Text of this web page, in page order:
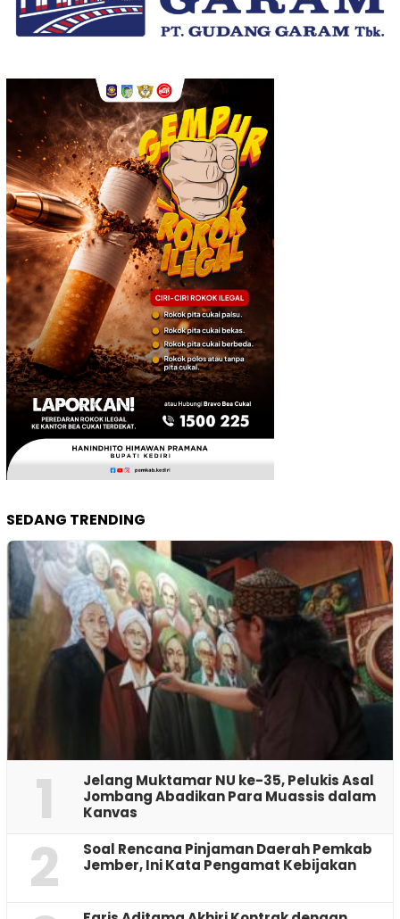
SEDANG TRENDING
1
Jelang Muktamar NU ke-35, Pelukis Asal
Jombang Abadikan Para Muassis dalam
Kanvas
2
‎Soal Rencana Pinjaman Daerah Pemkab
Jember, Ini Kata Pengamat Kebijakan ‎